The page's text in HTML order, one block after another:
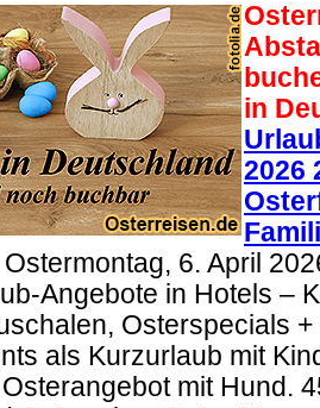
in
2026
6. April
Angebote in Hotels –
Osterspecials +
als Kurzurlaub mit
mit Hund.